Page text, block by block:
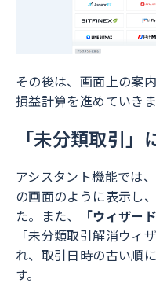
その後は、画面上の案
損益計算を進めていきま
「未分類取引」
アシスタント機能では
の画面のように表示し
た。また、
「ウィザー
「未分類取引解消ウィ
れ、取引日時の古い順
す。